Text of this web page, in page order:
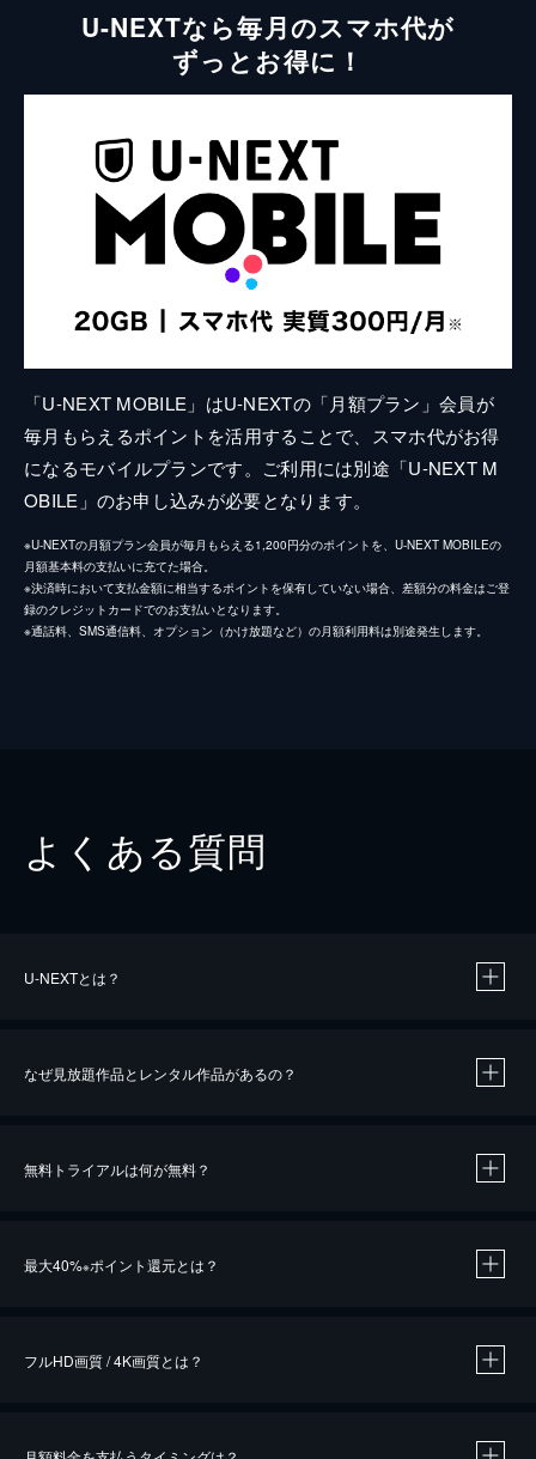
U-NEXTなら毎月のスマホ代が
ずっとお得に！
「U-NEXT MOBILE」はU-NEXTの「月額プラン」会員が
毎月もらえるポイントを活用することで、スマホ代がお得
になるモバイルプランです。ご利用には別途「U-NEXT M
OBILE」のお申し込みが必要となります。
※U-NEXTの月額プラン会員が毎月もらえる1,200円分のポイントを、U-NEXT MOBILEの
月額基本料の支払いに充てた場合。
※決済時において支払金額に相当するポイントを保有していない場合、差額分の料金はご登
録のクレジットカードでのお支払いとなります。
※通話料、SMS通信料、オプション（かけ放題など）の月額利用料は別途発生します。
よくある質問
U-NEXTとは？
なぜ見放題作品とレンタル作品があるの？
無料トライアルは何が無料？
最大40%※ポイント還元とは？
フルHD画質 / 4K画質とは？